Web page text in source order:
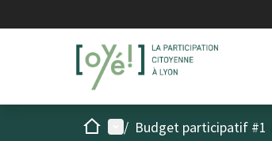
AccueilMenu principal
/ Budget participatif #1